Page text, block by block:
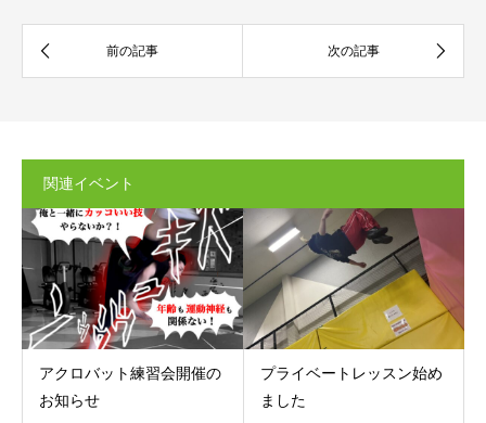
関連イベント
アクロバット練習会開催の
お知らせ
プライベートレッスン始め
ました